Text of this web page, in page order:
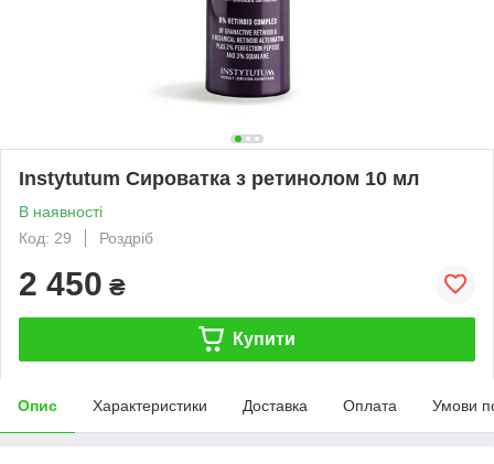
Instytutum Сироватка з ретинолом 10 мл
В наявності
Код: 29
Роздріб
2 450 ₴
Купити
Опис Характеристики Доставка Оплата Умови